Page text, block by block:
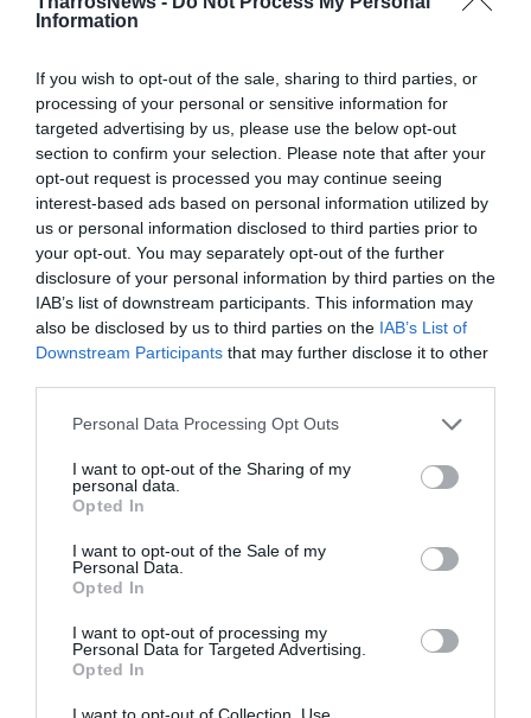
Information
If you wish to opt-out of the sale, sharing to third parties, or
processing of your personal or sensitive information for
targeted advertising by us, please use the below opt-out
section to confirm your selection. Please note that after your
opt-out request is processed you may continue seeing
interest-based ads based on personal information utilized by
us or personal information disclosed to third parties prior to
your opt-out. You may separately opt-out of the further
disclosure of your personal information by third parties on the
IAB’s list of downstream participants. This information may
also be disclosed by us to third parties on the IAB’s List of
Downstream Participants that may further disclose it to other
Personal Data Processing Opt Outs
I want to opt-out of the Sharing of my
personal data.
Opted In
I want to opt-out of the Sale of my
Personal Data.
Opted In
I want to opt-out of processing my
Personal Data for Targeted Advertising.
Opted In
I want to opt-out of Collection, Use,
Επαναλειτουργία πινακοθήκης Α.
Τάσσος
10/04/2025 17:24
Το άνοιγμα εκ νέου της Πινακοθήκης Α. Τάσσος στο
Ιστορικό Κέντρο πρόσθεσε μια νέα πρόταση στην
πολιτιστική ατζέντα...
Ανοίγει αρχές Ιουλίου η Πινακοθήκη
«Α. Τάσσος» στην Καλαμάτα